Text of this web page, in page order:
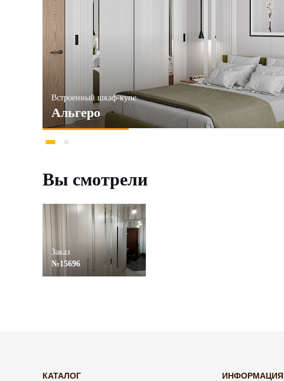
Встроенный шкаф-купе
Альгеро
Вы смотрели
Заказ
№15696
КАТАЛОГ ИНФОРМАЦИЯ